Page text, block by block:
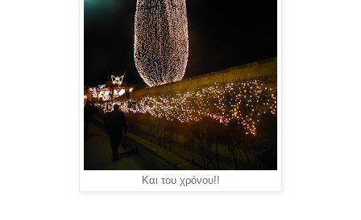
Και του χρόνου!!